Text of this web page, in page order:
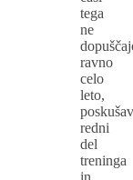
tega
ne
ravno
celo
leto,
redni
del
treninga